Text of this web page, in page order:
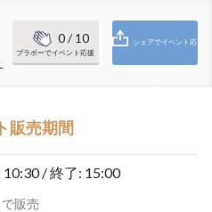
0/ 10
ブラボーでイベント応援
シェアでイベント応
販売期間
10:30 / 終了: 15:00
販売